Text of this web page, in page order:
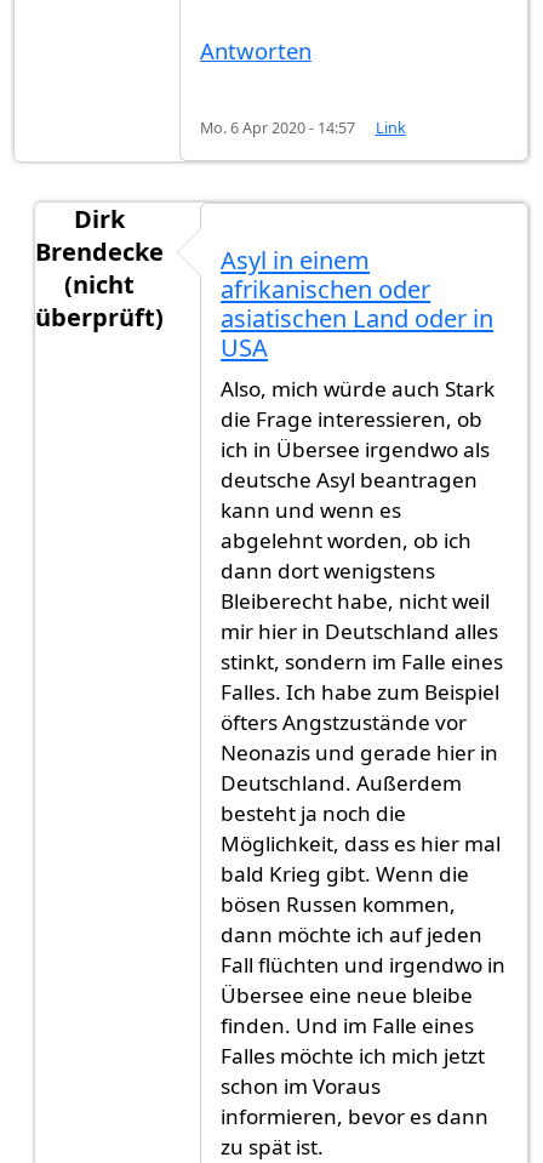
Antworten
Mo. 6 Apr 2020 - 14:57 Link
Dirk
Brendecke
(nicht
überprüft)
Kommt auf das fremde Land an
Asyl in einem
afrikanischen oder
asiatischen Land oder in
USA
Also, mich würde auch Stark
die Frage interessieren, ob
ich in Übersee irgendwo als
deutsche Asyl beantragen
kann und wenn es
abgelehnt worden, ob ich
dann dort wenigstens
Bleiberecht habe, nicht weil
mir hier in Deutschland alles
stinkt, sondern im Falle eines
Falles. Ich habe zum Beispiel
öfters Angstzustände vor
Neonazis und gerade hier in
Deutschland. Außerdem
besteht ja noch die
Möglichkeit, dass es hier mal
bald Krieg gibt. Wenn die
bösen Russen kommen,
dann möchte ich auf jeden
Fall flüchten und irgendwo in
Übersee eine neue bleibe
finden. Und im Falle eines
Falles möchte ich mich jetzt
schon im Voraus
informieren, bevor es dann
zu spät ist.